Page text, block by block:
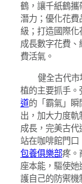
鶴，讓千紙鶴攜
潛力；優化花費
級；打造國際化
成長數字花費
費活氣。
健全古代市
植的主要抓手。
道的「霸氣」
出，加大力度
成長，完美古
站在咖啡館門口
包養俱樂部疼。
座本能，驅使
護自己的防禦機